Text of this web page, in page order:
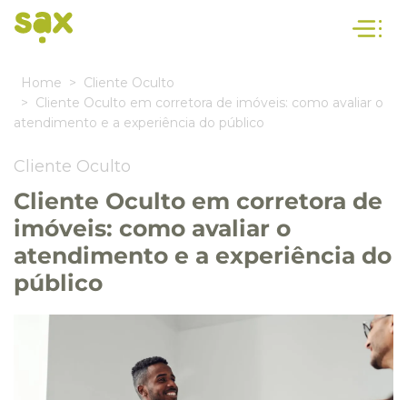
Home
Cliente Oculto
Cliente Oculto em corretora de imóveis: como avaliar o
atendimento e a experiência do público
Cliente Oculto
Cliente Oculto em corretora de
imóveis: como avaliar o
atendimento e a experiência do
público